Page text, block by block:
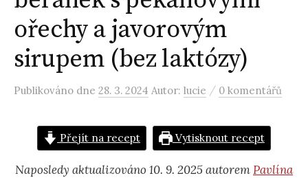
ořechy a javorovým
sirupem (bez laktózy)
Publikováno dne 28. 3. 2024 Autor: lucie / 0 komentářů
Přejít na recept Vytisknout recept
Naposledy aktualizováno 10. 9. 2025 autoremPavlína